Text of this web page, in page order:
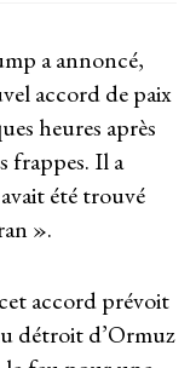
a annoncé,
accord de paix
heures après
frappes. Il a
été trouvé
».
accord prévoit
détroit d’Ormuz